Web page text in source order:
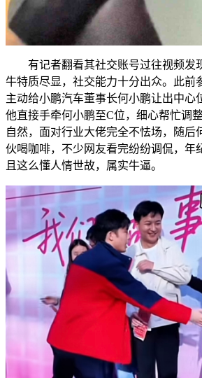
有记者翻看其社交账号过往视频发
牛特质尽显，社交能力十分出众。此前
主动给小鹏汽车董事长何小鹏让出中心
他直接手牵何小鹏至C位，细心帮忙调
自然，面对行业大佬完全不怯场，随后
伙喝咖啡，不少网友看完纷纷调侃，年
且这么懂人情世故，属实牛逼。